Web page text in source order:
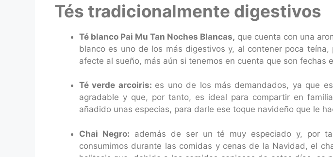
Tés tradicionalmente digestivos
Té blanco Pai Mu Tan Noches Blancas, que cuenta con una
blanco es uno de los más digestivos y, al contener poca
afecte al sueño, más aún si tenemos en cuenta que son fechas
Té verde arcoiris: es uno de los más demandados, ya que
agradable y que, por tanto, es ideal para compartir en
añadido unas especias, para darle ese toque navideño que le
Chai Negro: además de ser un té muy especiado y, por
consumimos durante las comidas y cenas de la Navidad, el